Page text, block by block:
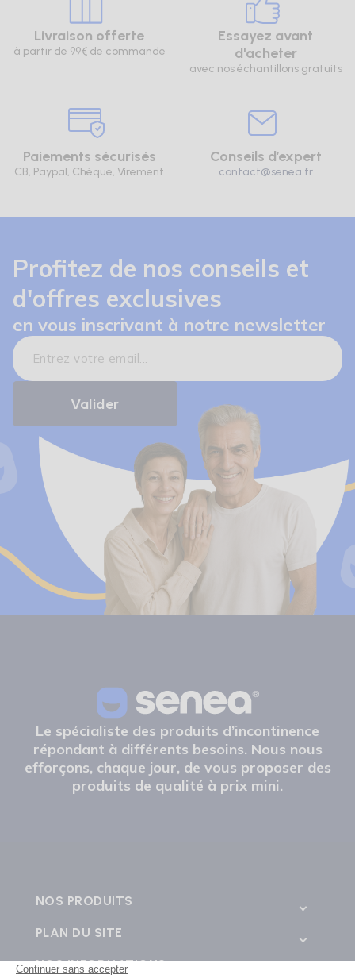
Livraison offerte
à partir de 99€ de commande
Essayez avant
d'acheter
avec nos échantillons gratuits
Paiements sécurisés
CB, Paypal, Chèque, Virement
Conseils d’expert
contact@senea.fr
Profitez de nos conseils et
d'offres exclusives
en vous inscrivant à notre newsletter
Le spécialiste des produits d’incontinence
répondant à différents besoins. Nous nous
efforçons, chaque jour, de vous proposer des
produits de qualité à prix mini.
NOS PRODUITS
PLAN DU SITE
NOS INFORMATIONS